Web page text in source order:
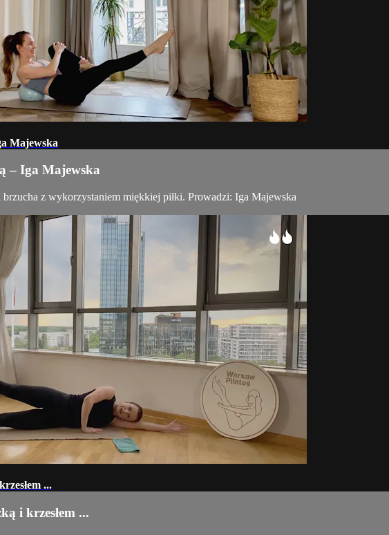
Majewska
– Iga Majewska
z wykorzystaniem miękkiej piłki. Prowadzi: Iga Majewska
...
i krzesłem ...